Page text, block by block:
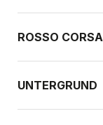
ROSSO CORSA
UNTERGRUND